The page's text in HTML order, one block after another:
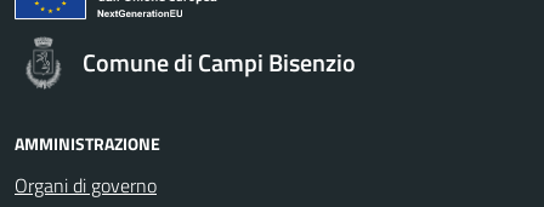
Comune di Campi Bisenzio
AMMINISTRAZIONE
Organi di governo